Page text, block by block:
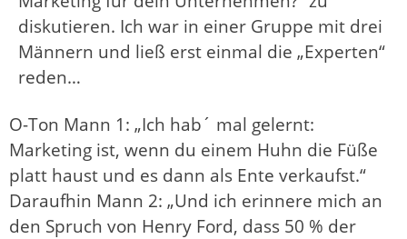
diskutieren. Ich war in einer Gruppe mit drei
Männern und ließ erst einmal die „Experten“
reden…
O-Ton Mann 1: „Ich hab´ mal gelernt:
Marketing ist, wenn du einem Huhn die Füße
platt haust und es dann als Ente verkaufst.“
Daraufhin Mann 2: „Und ich erinnere mich an
den Spruch von Henry Ford, dass 50 % der